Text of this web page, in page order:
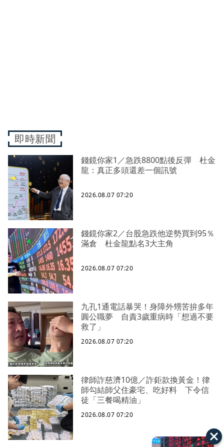
即時新聞
錢鏡你家1／急跌8800點後反彈 杜金
龍：真正多頭還差一個訊號
2026.08.07 07:20
錢鏡你家2／台股急跌他逆勢買到95％
滿倉 杜金龍點名3大主角
2026.08.07 07:20
九孔1通電話暴哭！身障外甥苦拚多年
圓公職夢 自責3歲重病時「想過不要
救了」
2026.08.07 07:20
律師詐慈濟10億／詐鉅款換黃金！律
師勾結師父住豪宅、吃好料 下令信
徒「三餐喝精油」
2026.08.07 07:20